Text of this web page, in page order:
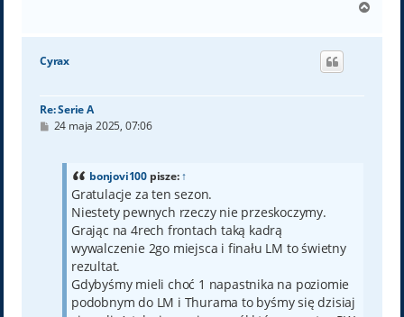
g
Cyrax
Re: Serie A
P24 maja 2025, 07:06
bonjovi100pisze:↑
Gratulacje za ten sezon.
Niestety pewnych rzeczy nie przeskoczymy.
Grając na 4rech frontach taką kadrą
wywalczenie 2go miejsca i finału LM to świetny
rezultat.
Gdybyśmy mieli choć 1 napastnika na poziomie
podobnym do LM i Thurama to byśmy się dzisiaj